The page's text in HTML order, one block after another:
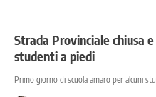
Strada Provinciale chiusa
studenti a piedi
Primo giorno di scuola amaro per alcuni